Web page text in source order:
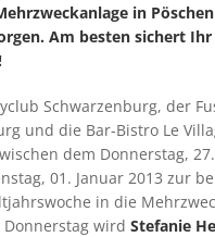
in
Am besten sichert
Schwarzenburg, der
und die Bar-Bistro Le
dem Donnerstag,
01. Januar 2013 zur
in die
Donnerstag wird Stefanie